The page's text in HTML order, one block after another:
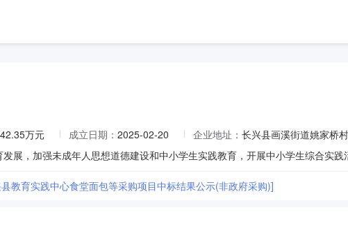
万元 成立日期： 2025-02-20 企业地址： 长兴县画溪街道姚家桥
展，加强未成年人思想道德建设和中小学生实践教育，开展中小学生综合实践
教育实践中心食堂面包等采购项目中标结果公示(非政府采购)]